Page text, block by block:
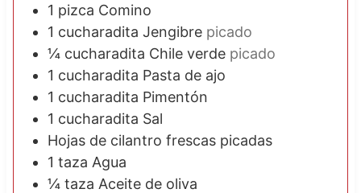
1 pizca Comino
1 cucharadita Jengibre picado
¼ cucharadita Chile verde picado
1 cucharadita Pasta de ajo
1 cucharadita Pimentón
1 cucharadita Sal
Hojas de cilantro frescas picadas
1 taza Agua
¼ taza Aceite de oliva